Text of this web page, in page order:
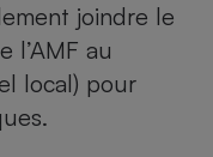
joindre le
l’AMF au
local) pour